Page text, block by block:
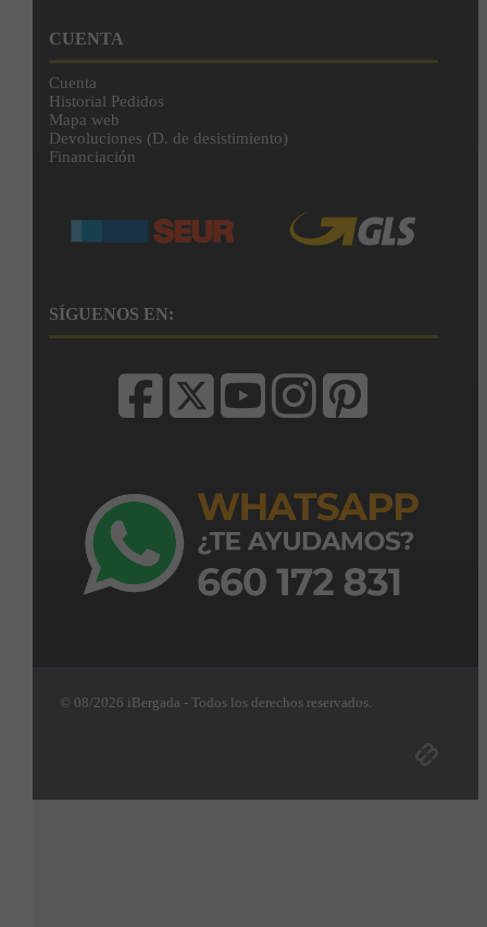
CUENTA
Cuenta
Historial Pedidos
Mapa web
Devoluciones (D. de desistimiento)
Financiación
SÍGUENOS EN:
© 08/2026 iBergada - Todos los derechos reservados.